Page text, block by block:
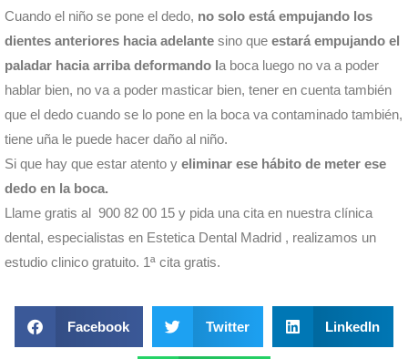
Cuando el niño se pone el dedo, no solo está empujando los
dientes anteriores hacia adelante sino que estará empujando el
paladar hacia arriba deformando la boca luego no va a poder
hablar bien, no va a poder masticar bien, tener en cuenta también
que el dedo cuando se lo pone en la boca va contaminado también,
tiene uña le puede hacer daño al niño.
Si que hay que estar atento y eliminar ese hábito de meter ese
dedo en la boca.
Llame gratis al 900 82 00 15 y pida una cita en nuestra clínica
dental, especialistas en Estetica Dental Madrid , realizamos un
estudio clinico gratuito. 1ª cita gratis.
Facebook Twitter LinkedIn